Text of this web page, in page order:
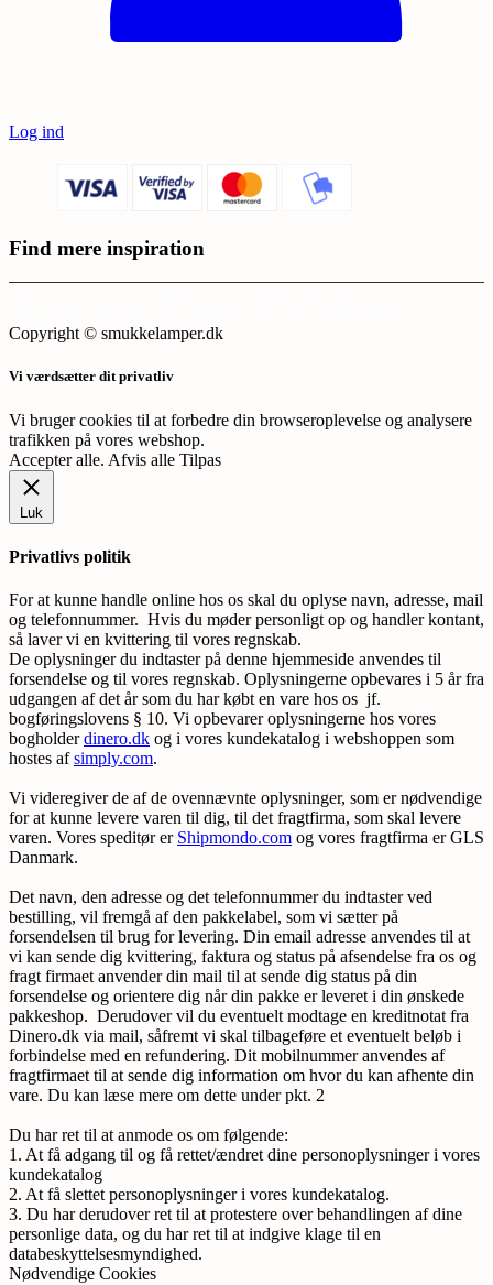
Log ind
Find mere inspiration
Copyright © smukkelamper.dk
Vi værdsætter dit privatliv
Vi bruger cookies til at forbedre din browseroplevelse og analysere
trafikken på vores webshop.
Accepter alle. Afvis alle Tilpas
Luk
Privatlivs politik
For at kunne handle online hos os skal du oplyse navn, adresse, mail
og telefonnummer. Hvis du møder personligt op og handler kontant,
så laver vi en kvittering til vores regnskab.
De oplysninger du indtaster på denne hjemmeside anvendes til
forsendelse og til vores regnskab. Oplysningerne opbevares i 5 år fra
udgangen af det år som du har købt en vare hos os jf.
bogføringslovens § 10. Vi opbevarer oplysningerne hos vores
bogholderdinero.dk og i vores kundekatalog i webshoppen som
hostes afsimply.com.
Vi videregiver de af de ovennævnte oplysninger, som er nødvendige
for at kunne levere varen til dig, til det fragtfirma, som skal levere
varen. Vores speditør er Shipmondo.com og vores fragtfirma er GLS
Danmark.
Det navn, den adresse og det telefonnummer du indtaster ved
bestilling, vil fremgå af den pakkelabel, som vi sætter på
forsendelsen til brug for levering. Din email adresse anvendes til at
vi kan sende dig kvittering, faktura og status på afsendelse fra os og
fragt firmaet anvender din mail til at sende dig status på din
forsendelse og orientere dig når din pakke er leveret i din ønskede
pakkeshop. Derudover vil du eventuelt modtage en kreditnotat fra
Dinero.dk via mail, såfremt vi skal tilbageføre et eventuelt beløb i
forbindelse med en refundering. Dit mobilnummer anvendes af
fragtfirmaet til at sende dig information om hvor du kan afhente din
vare. Du kan læse mere om dette under pkt. 2
Du har ret til at anmode os om følgende:
1. At få adgang til og få rettet/ændret dine personoplysninger i vores
kundekatalog
2. At få slettet personoplysninger i vores kundekatalog.
3. Du har derudover ret til at protestere over behandlingen af dine
personlige data, og du har ret til at indgive klage til en
databeskyttelsesmyndighed.
Nødvendige Cookies